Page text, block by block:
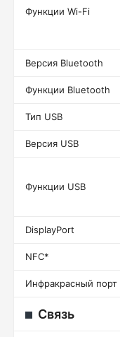
Функции Wi-Fi
Версия Bluetooth
Функции Bluetooth
Тип USB
Версия USB
Функции USB
DisplayPort
NFC*
Инфракрасный порт
Связь